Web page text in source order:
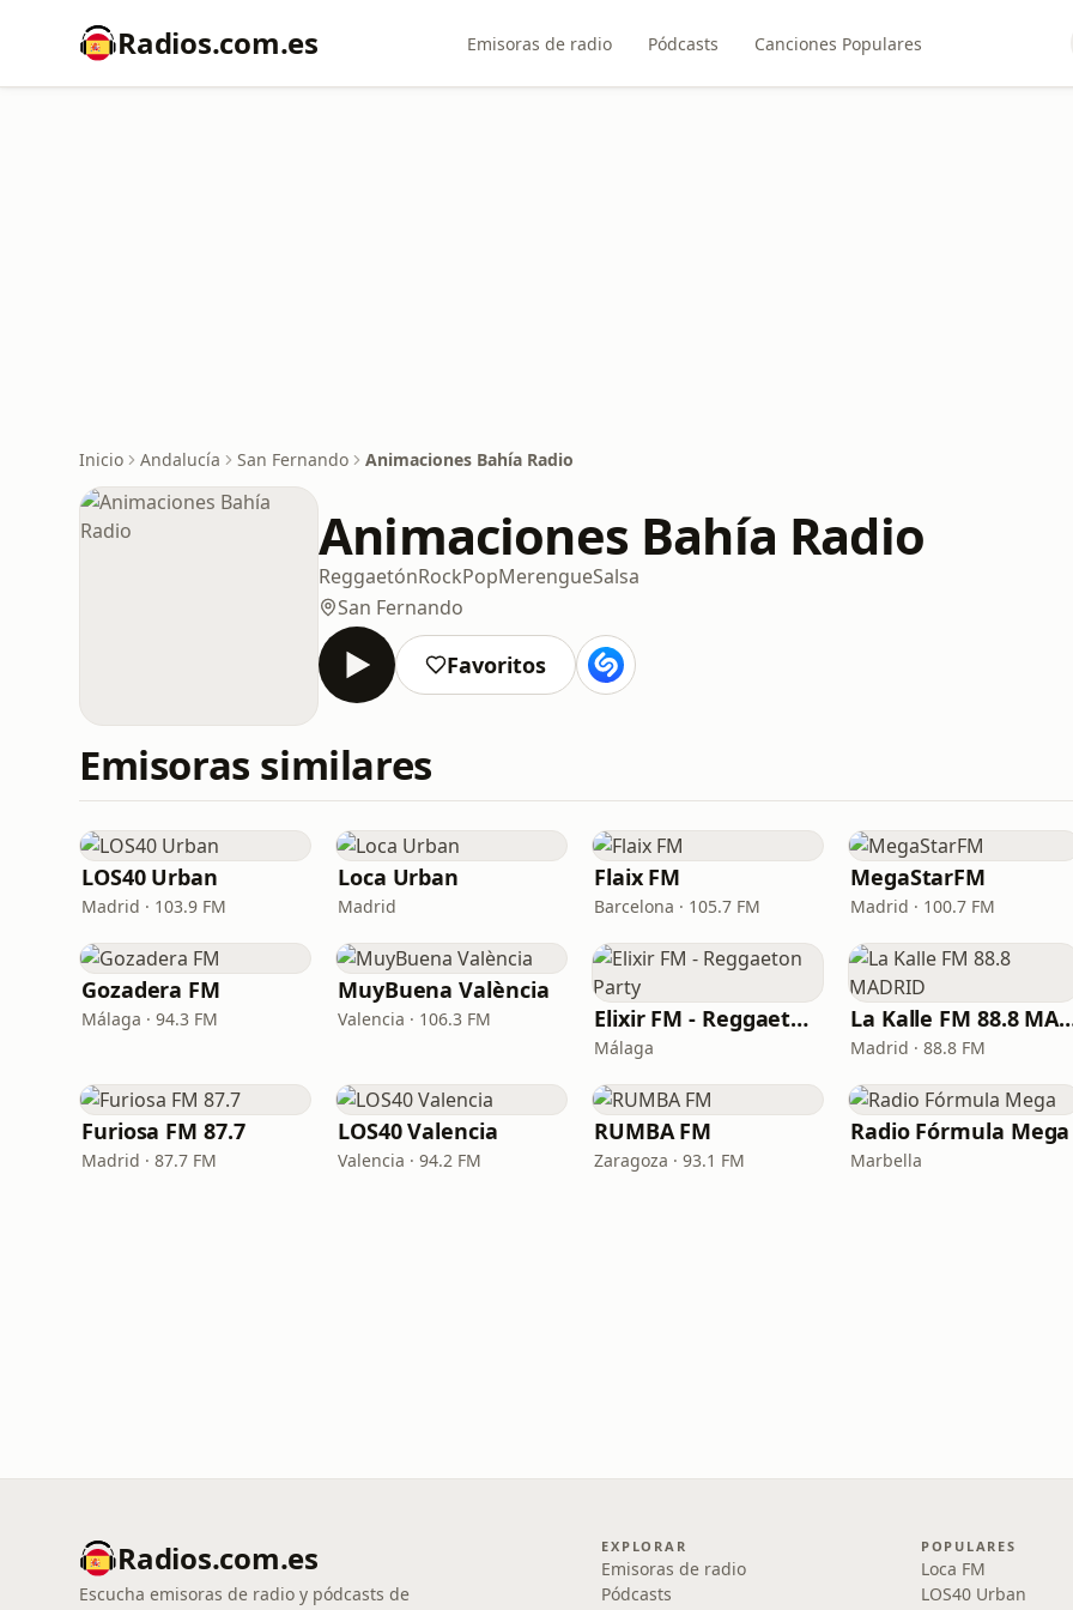
Radios.com.es Emisoras de radio Pódcasts Canciones Populares
Inicio Andalucía San Fernando Animaciones Bahía Radio
Animaciones Bahía Radio
ReggaetónRockPopMerengueSalsa
San Fernando
Favoritos
Emisoras similares
LOS40 Urban
Madrid · 103.9 FM
Loca Urban
Madrid
Flaix FM
Barcelona · 105.7 FM
MegaStarFM
Madrid · 100.7 FM
Gozadera FM
Málaga · 94.3 FM
MuyBuena València
Valencia · 106.3 FM Elixir FM - Reggaeton Party
Málaga
La Kalle FM
Madrid · 88.8 FM
Furiosa FM 87.7
Madrid · 87.7 FM
LOS40 Valencia
Valencia · 94.2 FM
RUMBA FM
Zaragoza · 93.1 FM
Radio Fórmula Mega
Marbella
Radios.com.es
Escucha emisoras de radio y pódcasts de
EXPLORAR
Emisoras de radio
Pódcasts
POPULARES
Loca FM
LOS40 Urban